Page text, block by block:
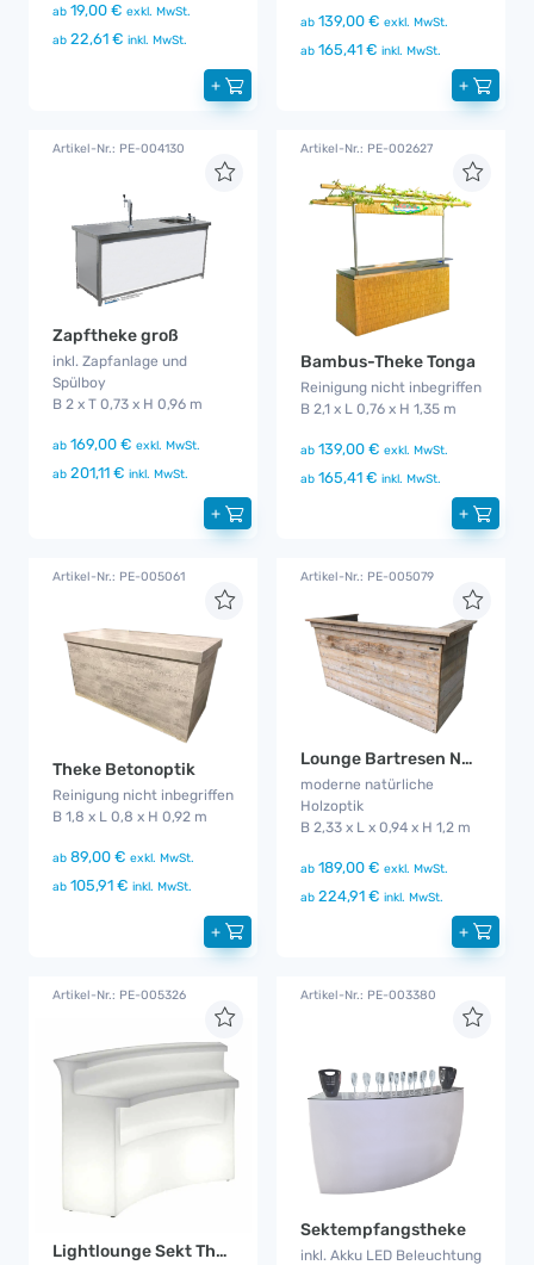
ab 19,00 € exkl. MwSt.
ab 22,61 € inkl. MwSt.
+
ab 139,00 € exkl. MwSt.
ab 165,41 € inkl. MwSt.
+
Artikel-Nr.: PE-004130
Zapftheke groß
inkl. Zapfanlage und
Spülboy
B 2 x T 0,73 x H 0,96 m
ab 169,00 € exkl. MwSt.
ab 201,11 € inkl. MwSt.
+
Artikel-Nr.: PE-002627
Bambus-Theke Tonga
Reinigung nicht inbegriffen
B 2,1 x L 0,76 x H 1,35 m
ab 139,00 € exkl. MwSt.
ab 165,41 € inkl. MwSt.
+
Artikel-Nr.: PE-005061
Theke Betonoptik
Reinigung nicht inbegriffen
B 1,8 x L 0,8 x H 0,92 m
ab 89,00 € exkl. MwSt.
ab 105,91 € inkl. MwSt.
+
Artikel-Nr.: PE-005079
Lounge Bartresen Natura
moderne natürliche
Holzoptik
B 2,33 x L x 0,94 x H 1,2 m
ab 189,00 € exkl. MwSt.
ab 224,91 € inkl. MwSt.
+
Artikel-Nr.: PE-005326
Lightlounge Sekt Theke
Artikel-Nr.: PE-003380
Sektempfangstheke
inkl. Akku LED Beleuchtung